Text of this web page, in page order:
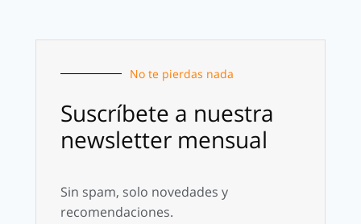
No te pierdas nada
Suscríbete a nuestra
newsletter mensual
Sin spam, solo novedades y
recomendaciones.